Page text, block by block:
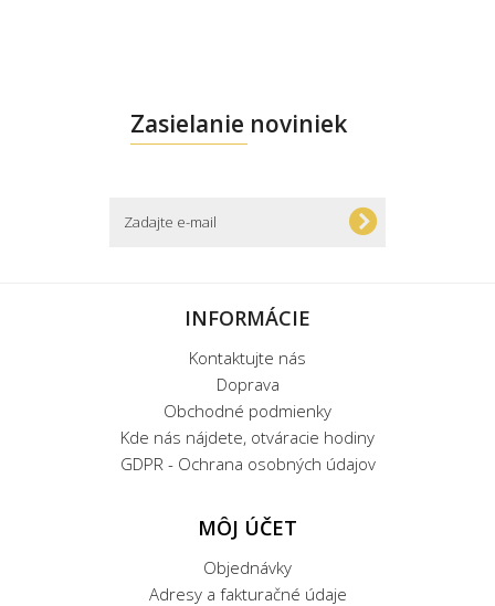
Zasielanie noviniek
INFORMÁCIE
Kontaktujte nás
Doprava
Obchodné podmienky
Kde nás nájdete, otváracie hodiny
GDPR - Ochrana osobných údajov
MÔJ ÚČET
Objednávky
Adresy a fakturačné údaje